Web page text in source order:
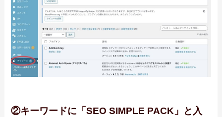
②キーワードに「SEO SIMPLE PACK」と入